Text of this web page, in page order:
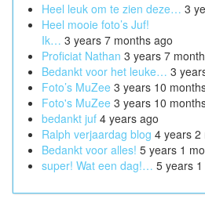
Heel leuk om te zien deze… 3
Heel mooie foto’s Juf!
Ik… 3 years 7 months ago
Proficiat Nathan 3 years 7
Bedankt voor het leuke… 3
Foto’s MuZee 3 years 10
Foto's MuZee 3 years 10
bedankt juf 4 years ago
Ralph verjaardag blog 4 years 2
Bedankt voor alles! 5 years 1
super! Wat een dag!… 5 years